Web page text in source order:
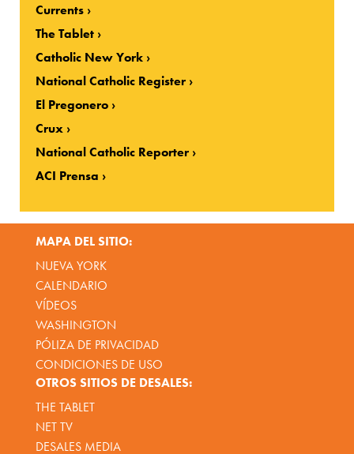
Currents
The Tablet
Catholic New York
National Catholic Register
El Pregonero
Crux
National Catholic Reporter
ACI Prensa
MAPA DEL SITIO:
NUEVA YORK
CALENDARIO
VÍDEOS
WASHINGTON
PÓLIZA DE PRIVACIDAD
CONDICIONES DE USO
OTROS SITIOS DE DESALES:
THE TABLET
NET TV
DESALES MEDIA